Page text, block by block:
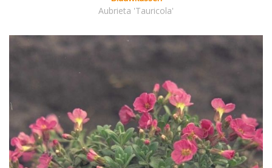
Aubrieta 'Tauricola'